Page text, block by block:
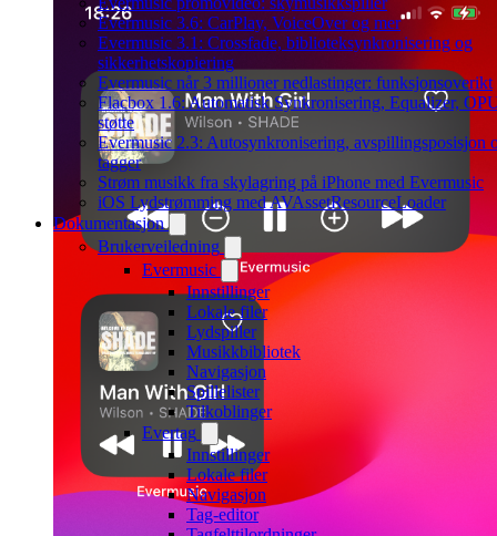
Evermusic 3.6: CarPlay, VoiceOver og mer
Evermusic 3.1: Crossfade, biblioteksynkronisering og
sikkerhetskopiering
Evermusic når 3 millioner nedlastinger: funksjonsoverikt
Flacbox 1.6: Automatisk Synkronisering, Equalizer,
støtte
Evermusic 2.3: Autosynkronisering, avspillingsposisjon
tagger
Strøm musikk fra skylagring på iPhone med Evermusic
iOS Lydstrømming med AVAssetResourceLoader
Dokumentasjon
Brukerveiledning
Evermusic
Innstillinger
Lokale filer
Lydspiller
Musikkbibliotek
Navigasjon
Spillelister
Tilkoblinger
Evertag
Innstillinger
Lokale filer
Navigasjon
Tag-editor